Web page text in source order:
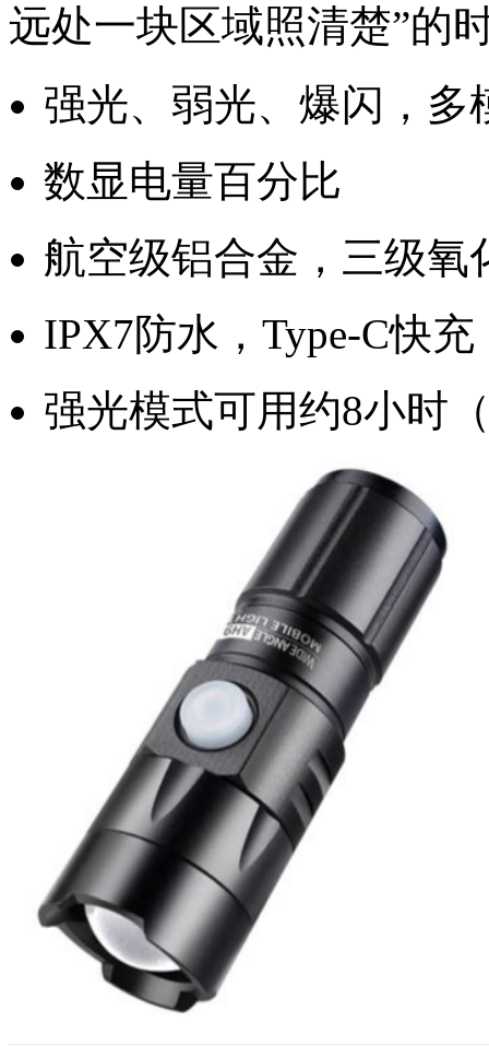
远处一块区域照清楚”的
强光、弱光、爆闪，多
数显电量百分比
航空级铝合金，三级氧
IPX7防水，Type-C快充
强光模式可用约8小时